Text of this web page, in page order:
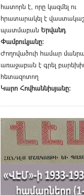
հատորն է, որը կազմել ու
հրատարակել է
պատմաբան Երվանդ
Փամբուկյանը։
Ժողովածուի համար
առաջաբան է գրել
հետազոտող
Կարո Հովհաննիսյանը։